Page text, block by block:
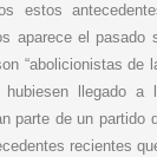
estos
aparece el pasado
“abolicionistas de
hubiesen llegado a
parte de un partido
recientes